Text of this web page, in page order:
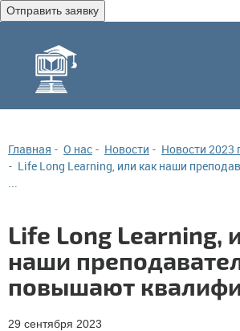
Отправить заявку
Главная О нас Новости
Новости 2023
Life Long Learning, или как наши
Life Long Learning,
наши
повышают
29 сентября 2023